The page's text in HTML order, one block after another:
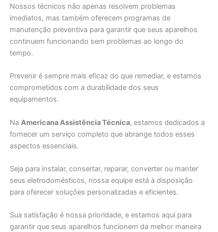
Nossos técnicos não apenas resolvem problemas
imediatos, mas também oferecem programas de
manutenção preventiva para garantir que seus aparelhos
continuem funcionando sem problemas ao longo do
tempo.
Prevenir é sempre mais eficaz do que remediar, e estamos
comprometidos com a durabilidade dos seus
equipamentos.
Na Americana Assistência Técnica, estamos dedicados a
fornecer um serviço completo que abrange todos esses
aspectos essenciais.
Seja para instalar, consertar, reparar, converter ou manter
seus eletrodomésticos, nossa equipe está à disposição
para oferecer soluções personalizadas e eficientes.
Sua satisfação é nossa prioridade, e estamos aqui para
garantir que seus aparelhos funcionem da melhor maneira